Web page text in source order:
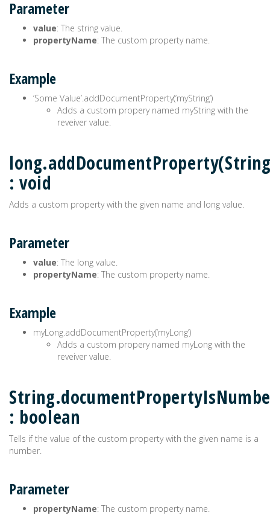
Parameter
value: The string value.
propertyName: The custom property name.
Example
‘Some Value’.addDocumentProperty(‘myString’)
Adds a custom propery named myString with the
reveiver value.
: void
Adds a custom property with the given name and long value.
Parameter
value: The long value.
propertyName: The custom property name.
Example
myLong.addDocumentProperty(‘myLong’)
Adds a custom propery named myLong with the
reveiver value.
: boolean
Tells if the value of the custom property with the given name is a
number.
Parameter
propertyName: The custom property name.